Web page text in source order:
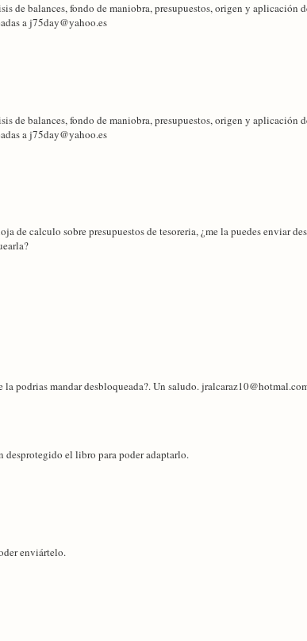
de balances, fondo de maniobra, presupuestos, origen y aplicación
a j75day@yahoo.es
de balances, fondo de maniobra, presupuestos, origen y aplicación
a j75day@yahoo.es
de calculo sobre presupuestos de tesoreria, ¿me la puedes enviar
podrias mandar desbloqueada?. Un saludo.
desprotegido el libro para poder adaptarlo.
enviártelo.